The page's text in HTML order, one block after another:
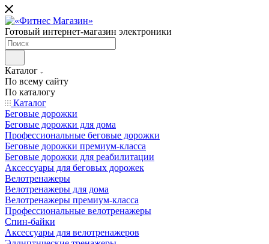
Готовый интернет-магазин электроники
Каталог
По всему сайту
По каталогу
Каталог
Беговые дорожки
Беговые дорожки для дома
Профессиональные беговые дорожки
Беговые дорожки премиум-класса
Беговые дорожки для реабилитации
Аксессуары для беговых дорожек
Велотренажеры
Велотренажеры для дома
Велотренажеры премиум-класса
Профессиональные велотренажеры
Спин-байки
Аксессуары для велотренажеров